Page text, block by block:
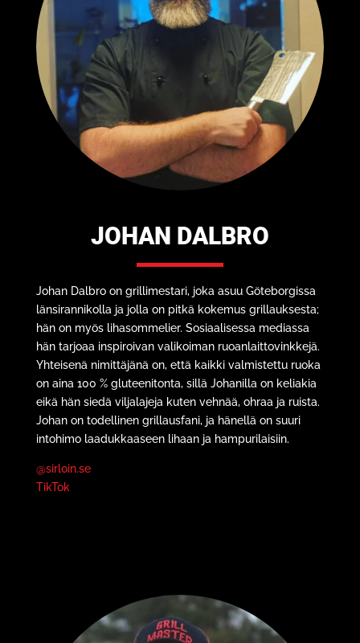
JOHAN DALBRO
Johan Dalbro on grillimestari, joka asuu Göteborgissa
länsirannikolla ja jolla on pitkä kokemus grillauksesta;
hän on myös lihasommelier. Sosiaalisessa mediassa
hän tarjoaa inspiroivan valikoiman ruoanlaittovinkkejä.
Yhteisenä nimittäjänä on, että kaikki valmistettu ruoka
on aina 100 % gluteenitonta, sillä Johanilla on keliakia
eikä hän siedä viljalajeja kuten vehnää, ohraa ja ruista.
Johan on todellinen grillausfani, ja hänellä on suuri
intohimo laadukkaaseen lihaan ja hampurilaisiin.
@sirloin.se
TikTok